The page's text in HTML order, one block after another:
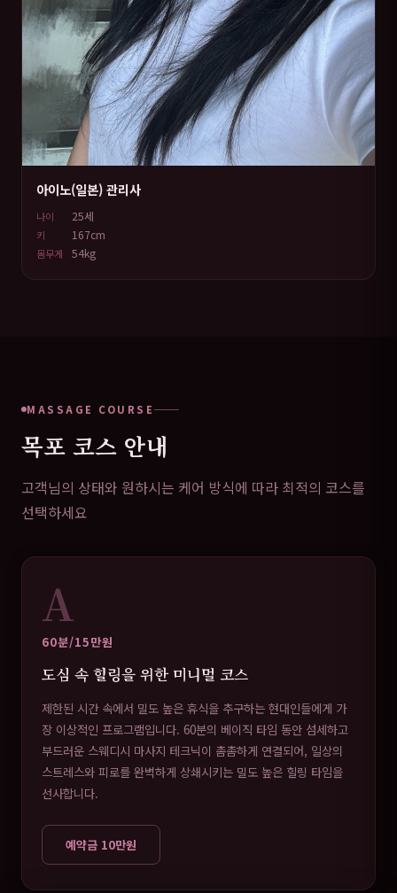
아이노(일본) 관리사
나이 25세
키 167cm
몸무게 54kg
MASSAGE COURSE
목포 코스 안내
고객님의 상태와 원하시는 케어 방식에 따라 최적의 코스를
선택하세요
A
60분/15만원
도심 속 힐링을 위한 미니멀 코스
제한된 시간 속에서 밀도 높은 휴식을 추구하는 현대인들에게 가
장 이상적인 프로그램입니다. 60분의 베이직 타임 동안 섬세하고
부드러운 스웨디시 마사지 테크닉이 촘촘하게 연결되어, 일상의
스트레스와 피로를 완벽하게 상쇄시키는 밀도 높은 힐링 타임을
선사합니다.
예약금 10만원